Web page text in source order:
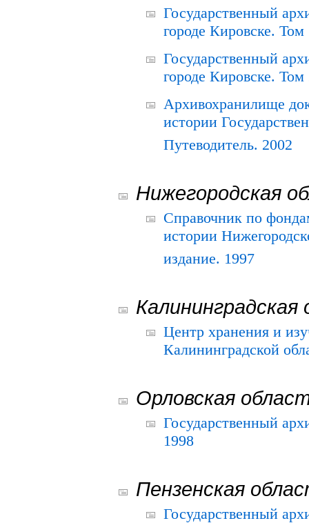
Государственный
городе Кировске.
Государственный
городе Кировске.
Архивохранилище
истории
Путеводитель. 2002
Нижегородская
Справочник по
истории
издание. 1997
Калининградская
Центр хранения и
Калининградской
Орловская
Государственный
1998
Пензенская
Государственный